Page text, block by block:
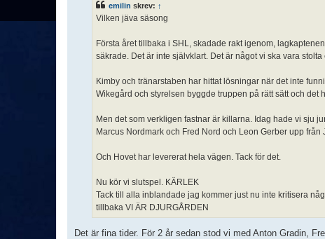
emilin skrev: ↑
Vilken jäva säsong
Första året tillbaka i SHL, skadade rakt igenom,
säkrade. Det är inte självklart. Det är något vi ska vara stolta
Kimby och tränarstaben har hittat lösningar när det inte
Wikegård och styrelsen byggde truppen på rätt sätt och det
Men det som verkligen fastnar är killarna. Idag hade vi sju
Marcus Nordmark och Fred Nord och Leon Gerber upp
Och Hovet har levererat hela vägen. Tack för det.
Nu kör vi slutspel. KÄRLEK
Tack till alla inblandade jag kommer just nu inte kritisera
tillbaka VI ÄR DJURGÅRDEN
Det är fina tider. För 2 år sedan stod vi med Anton Gradin,